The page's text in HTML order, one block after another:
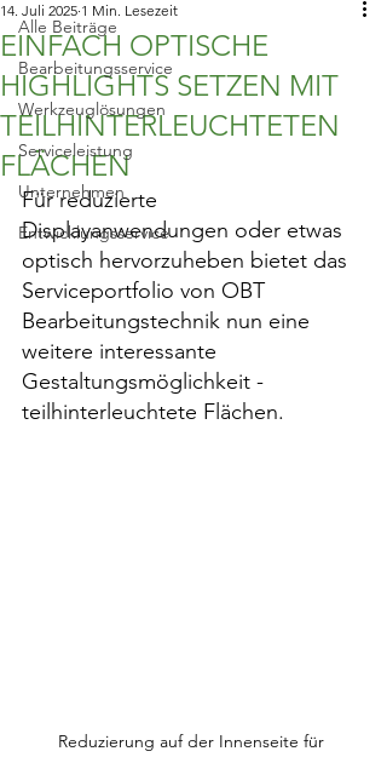
Alle Beiträge
Bearbeitungsservice
Werkzeuglösungen
Serviceleistung
Unternehmen
Entwicklungsservice
EINFACH OPTISCHE
HIGHLIGHTS SETZEN MIT
TEILHINTERLEUCHTETEN
FLÄCHEN
14. Juli 2025 1 Min. Lesezeit
Für reduzierte
Displayanwendungen oder etwas
optisch hervorzuheben bietet das
Serviceportfolio von OBT
Bearbeitungstechnik nun eine
weitere interessante
Gestaltungsmöglichkeit -
teilhinterleuchtete Flächen.
Reduzierung auf der Innenseite für